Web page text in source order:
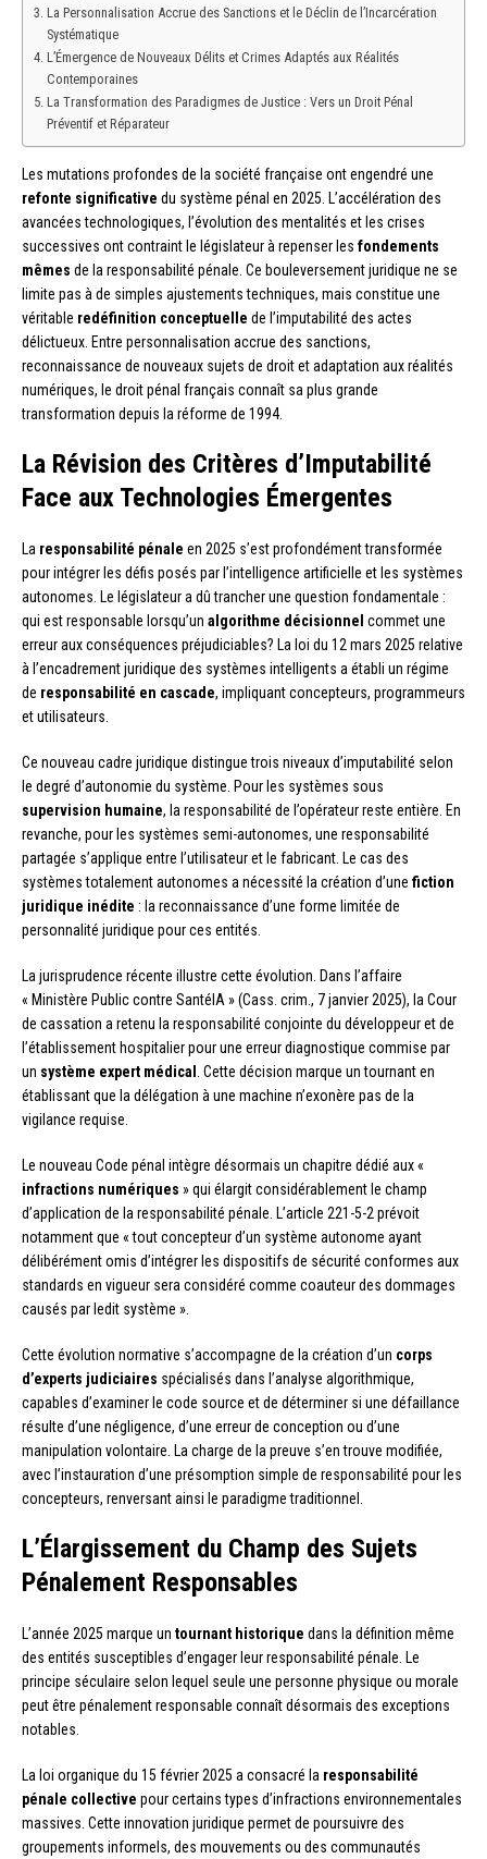
La Personnalisation Accrue des Sanctions et le Déclin de l’Incarcération
Systématique
L’Émergence de Nouveaux Délits et Crimes Adaptés aux Réalités
Contemporaines
La Transformation des Paradigmes de Justice : Vers un Droit Pénal
Préventif et Réparateur
Les mutations profondes de la société française ont engendré une
refonte significative du système pénal en 2025. L’accélération des
avancées technologiques, l’évolution des mentalités et les crises
successives ont contraint le législateur à repenser les fondements
mêmes de la responsabilité pénale. Ce bouleversement juridique ne se
limite pas à de simples ajustements techniques, mais constitue une
véritable redéfinition conceptuelle de l’imputabilité des actes
délictueux. Entre personnalisation accrue des sanctions,
reconnaissance de nouveaux sujets de droit et adaptation aux réalités
numériques, le droit pénal français connaît sa plus grande
transformation depuis la réforme de 1994.
La Révision des Critères d’Imputabilité
Face aux Technologies Émergentes
La responsabilité pénale en 2025 s’est profondément transformée
pour intégrer les défis posés par l’intelligence artificielle et les systèmes
autonomes. Le législateur a dû trancher une question fondamentale :
qui est responsable lorsqu’un algorithme décisionnel commet une
erreur aux conséquences préjudiciables? La loi du 12 mars 2025 relative
à l’encadrement juridique des systèmes intelligents a établi un régime
de responsabilité en cascade, impliquant concepteurs, programmeurs
et utilisateurs.
Ce nouveau cadre juridique distingue trois niveaux d’imputabilité selon
le degré d’autonomie du système. Pour les systèmes sous
supervision humaine, la responsabilité de l’opérateur reste entière. En
revanche, pour les systèmes semi-autonomes, une responsabilité
partagée s’applique entre l’utilisateur et le fabricant. Le cas des
systèmes totalement autonomes a nécessité la création d’une fiction
juridique inédite : la reconnaissance d’une forme limitée de
personnalité juridique pour ces entités.
La jurisprudence récente illustre cette évolution. Dans l’affaire
« Ministère Public contre SantéIA » (Cass. crim., 7 janvier 2025), la Cour
de cassation a retenu la responsabilité conjointe du développeur et de
l’établissement hospitalier pour une erreur diagnostique commise par
un système expert médical . Cette décision marque un tournant en
établissant que la délégation à une machine n’exonère pas de la
vigilance requise.
Le nouveau Code pénal intègre désormais un chapitre dédié aux «
infractions numériques » qui élargit considérablement le champ
d’application de la responsabilité pénale. L’article 221-5-2 prévoit
notamment que « tout concepteur d’un système autonome ayant
délibérément omis d’intégrer les dispositifs de sécurité conformes aux
standards en vigueur sera considéré comme coauteur des dommages
causés par ledit système ».
Cette évolution normative s’accompagne de la création d’un corps
d’experts judiciaires spécialisés dans l’analyse algorithmique,
capables d’examiner le code source et de déterminer si une défaillance
résulte d’une négligence, d’une erreur de conception ou d’une
manipulation volontaire. La charge de la preuve s’en trouve modifiée,
avec l’instauration d’une présomption simple de responsabilité pour les
concepteurs, renversant ainsi le paradigme traditionnel.
L’Élargissement du Champ des Sujets
Pénalement Responsables
L’année 2025 marque un tournant historique dans la définition même
des entités susceptibles d’engager leur responsabilité pénale. Le
principe séculaire selon lequel seule une personne physique ou morale
peut être pénalement responsable connaît désormais des exceptions
notables.
La loi organique du 15 février 2025 a consacré la responsabilité
pénale collective pour certains types d’infractions environnementales
massives. Cette innovation juridique permet de poursuivre des
groupements informels, des mouvements ou des communautés